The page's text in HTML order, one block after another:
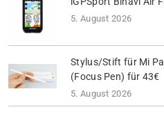
5. August 2026
Stylus/Stift für Mi
(Focus Pen) für 43€
5. August 2026